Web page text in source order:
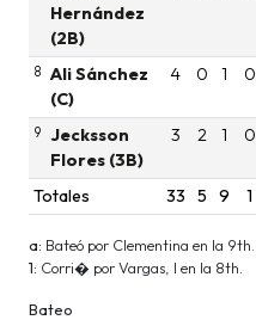
Hernández
(2B)
8
Ali Sánchez
(C)
4 0 1 0
9
Jecksson
Flores (3B)
3 2 1 0
Totales 33 5 9 1
a: Bateó por Clementina en la 9th.
1: Corri� por Vargas, I en la 8th.
Bateo